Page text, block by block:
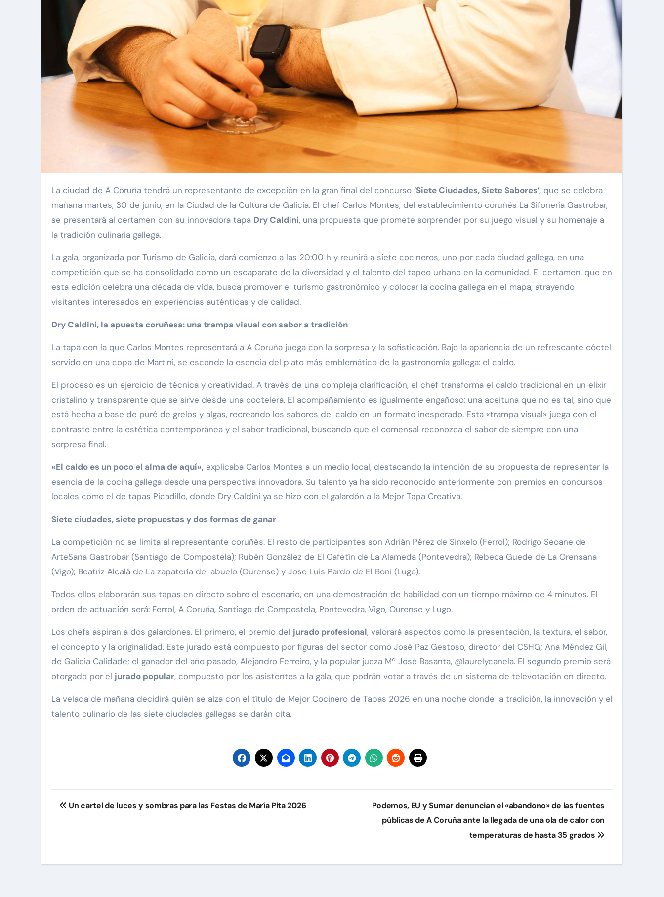
La ciudad de A Coruña tendrá un representante de excepción en la gran final del concurso ‘Siete Ciudades, Siete Sabores’, que se celebra
mañana martes, 30 de junio, en la Ciudad de la Cultura de Galicia. El chef Carlos Montes, del establecimiento coruñés La Sifonería Gastrobar,
se presentará al certamen con su innovadora tapa Dry Caldini, una propuesta que promete sorprender por su juego visual y su homenaje a
la tradición culinaria gallega.
La gala, organizada por Turismo de Galicia, dará comienzo a las 20:00 h y reunirá a siete cocineros, uno por cada ciudad gallega, en una
competición que se ha consolidado como un escaparate de la diversidad y el talento del tapeo urbano en la comunidad. El certamen, que en
esta edición celebra una década de vida, busca promover el turismo gastronómico y colocar la cocina gallega en el mapa, atrayendo
visitantes interesados en experiencias auténticas y de calidad.
Dry Caldini, la apuesta coruñesa: una trampa visual con sabor a tradición
La tapa con la que Carlos Montes representará a A Coruña juega con la sorpresa y la sofisticación. Bajo la apariencia de un refrescante cóctel
servido en una copa de Martini, se esconde la esencia del plato más emblemático de la gastronomía gallega: el caldo.
El proceso es un ejercicio de técnica y creatividad. A través de una compleja clarificación, el chef transforma el caldo tradicional en un elixir
cristalino y transparente que se sirve desde una coctelera. El acompañamiento es igualmente engañoso: una aceituna que no es tal, sino que
está hecha a base de puré de grelos y algas, recreando los sabores del caldo en un formato inesperado. Esta «trampa visual» juega con el
contraste entre la estética contemporánea y el sabor tradicional, buscando que el comensal reconozca el sabor de siempre con una
sorpresa final.
«El caldo es un poco el alma de aquí», explicaba Carlos Montes a un medio local, destacando la intención de su propuesta de representar la
esencia de la cocina gallega desde una perspectiva innovadora. Su talento ya ha sido reconocido anteriormente con premios en concursos
locales como el de tapas Picadillo, donde Dry Caldini ya se hizo con el galardón a la Mejor Tapa Creativa.
Siete ciudades, siete propuestas y dos formas de ganar
La competición no se limita al representante coruñés. El resto de participantes son Adrián Pérez de Sinxelo (Ferrol); Rodrigo Seoane de
ArteSana Gastrobar (Santiago de Compostela); Rubén González de El Cafetín de La Alameda (Pontevedra); Rebeca Guede de La Orensana
(Vigo); Beatriz Alcalá de La zapatería del abuelo (Ourense) y Jose Luis Pardo de El Boni (Lugo).
Todos ellos elaborarán sus tapas en directo sobre el escenario, en una demostración de habilidad con un tiempo máximo de 4 minutos. El
orden de actuación será: Ferrol, A Coruña, Santiago de Compostela, Pontevedra, Vigo, Ourense y Lugo.
Los chefs aspiran a dos galardones. El primero, el premio del jurado profesional, valorará aspectos como la presentación, la textura, el sabor,
el concepto y la originalidad. Este jurado está compuesto por figuras del sector como José Paz Gestoso, director del CSHG; Ana Méndez Gil,
de Galicia Calidade; el ganador del año pasado, Alejandro Ferreiro, y la popular jueza Mª José Basanta, @laurelycanela. El segundo premio será
otorgado por el jurado popular, compuesto por los asistentes a la gala, que podrán votar a través de un sistema de televotación en directo.
La velada de mañana decidirá quién se alza con el título de Mejor Cocinero de Tapas 2026 en una noche donde la tradición, la innovación y el
talento culinario de las siete ciudades gallegas se darán cita.
Navegación
Un cartel de luces y sombras para las Festas de María Pita 2026
Podemos, EU y Sumar denuncian el «abandono» de las fuentes
públicas de A Coruña ante la llegada de una ola de calor con
temperaturas de hasta 35 grados